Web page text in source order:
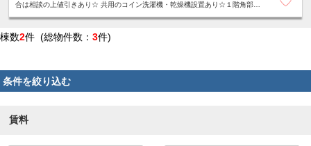
合は相談の上値引きあり☆ 共用のコイン洗濯機・乾燥機設置あり☆１階角部屋
棟数2件 (総物件数： 3件)
条件を絞り込む
賃料